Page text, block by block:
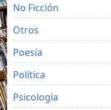
No Ficción
Otros
Poesía
Política
Psicología